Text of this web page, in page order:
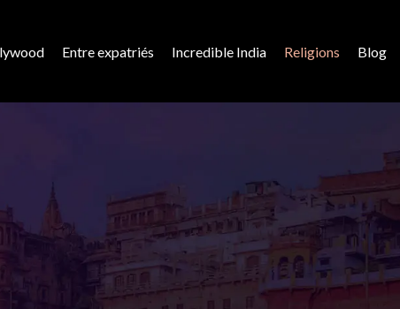
Entre expatriés Incredible India Religions Blog